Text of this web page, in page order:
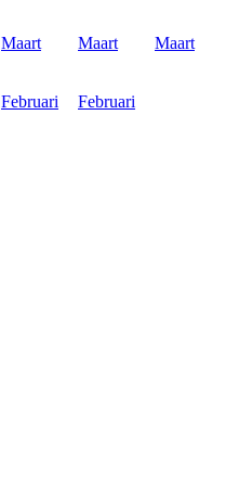
Maart Maart Maart
Februari Februari